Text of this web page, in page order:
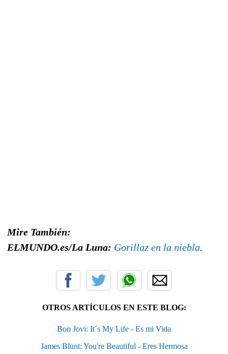
Mire También:
ELMUNDO.es/La Luna: Gorillaz en la niebla.
OTROS ARTÍCULOS EN ESTE BLOG:
Bon Jovi: It´s My Life - Es mi Vida
James Blunt: You're Beautiful - Eres Hermosa